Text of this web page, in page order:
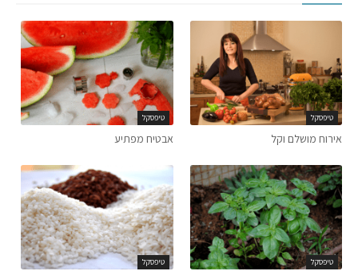
טיפסקל
אירוח מושלם וקל
טיפסקל
אבטיח מפתיע
טיפסקל טיפסקל